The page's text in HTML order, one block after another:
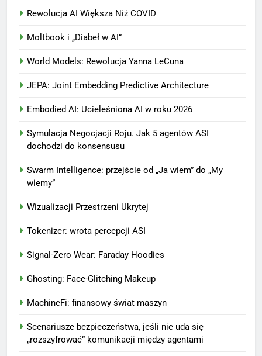
Rewolucja AI Większa Niż COVID
Moltbook i „Diabeł w AI”
World Models: Rewolucja Yanna LeCuna
JEPA: Joint Embedding Predictive Architecture
Embodied AI: Ucieleśniona AI w roku 2026
Symulacja Negocjacji Roju. Jak 5 agentów ASI
dochodzi do konsensusu
Swarm Intelligence: przejście od „Ja wiem” do „My
wiemy”
Wizualizacji Przestrzeni Ukrytej
Tokenizer: wrota percepcji ASI
Signal-Zero Wear: Faraday Hoodies
Ghosting: Face-Glitching Makeup
MachineFi: finansowy świat maszyn
Scenariusze bezpieczeństwa, jeśli nie uda się
„rozszyfrować” komunikacji między agentami